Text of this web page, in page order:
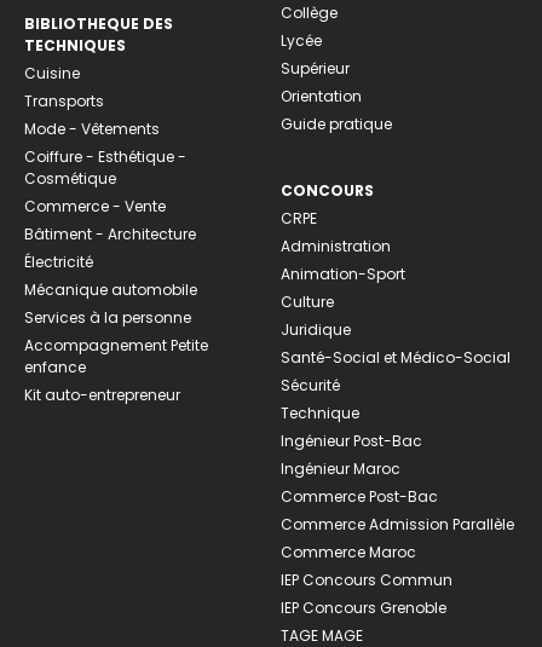
BIBLIOTHEQUE DES
TECHNIQUES
Cuisine
Transports
Mode - Vêtements
Coiffure - Esthétique -
Cosmétique
Commerce - Vente
Bâtiment - Architecture
Électricité
Mécanique automobile
Services à la personne
Accompagnement Petite
enfance
Kit auto-entrepreneur
Collège
Lycée
Supérieur
Orientation
Guide pratique
CONCOURS
CRPE
Administration
Animation-Sport
Culture
Juridique
Santé-Social et Médico-Social
Sécurité
Technique
Ingénieur Post-Bac
Ingénieur Maroc
Commerce Post-Bac
Commerce Admission Parallèle
Commerce Maroc
IEP Concours Commun
IEP Concours Grenoble
TAGE MAGE